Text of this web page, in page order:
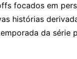
focados em
histórias
da série